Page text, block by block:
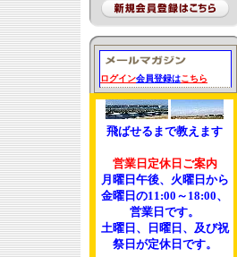
ログイン会員登録はこちら
飛ばせるまで教えます
営業日定休日ご案内
月曜日午後、火曜日から
金曜日の11:00～18:00、
営業日です。
土曜日、日曜日、及び祝
祭日が定休日です。